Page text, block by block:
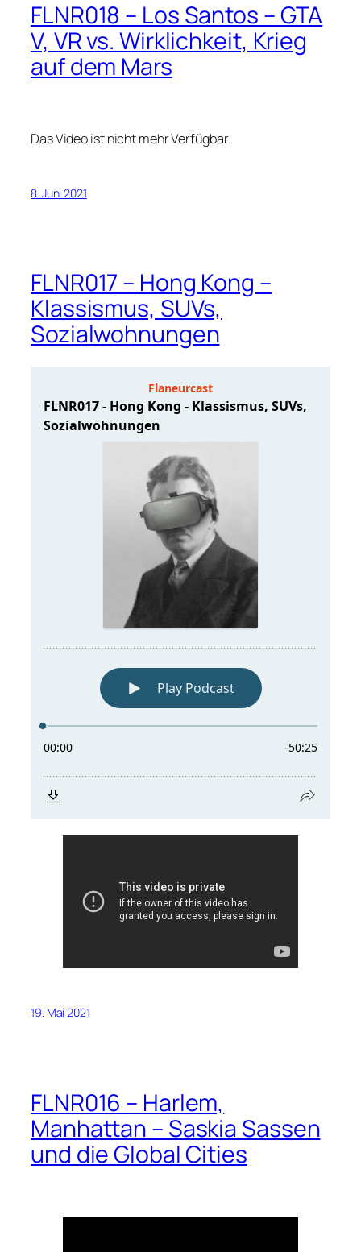
FLNR018 – Los Santos – GTA
V, VR vs. Wirklichkeit, Krieg
auf dem Mars
Das Video ist nicht mehr Verfügbar.
8. Juni 2021
FLNR017 – Hong Kong –
Klassismus, SUVs,
Sozialwohnungen
19. Mai 2021
FLNR016 – Harlem,
Manhattan – Saskia Sassen
und die Global Cities